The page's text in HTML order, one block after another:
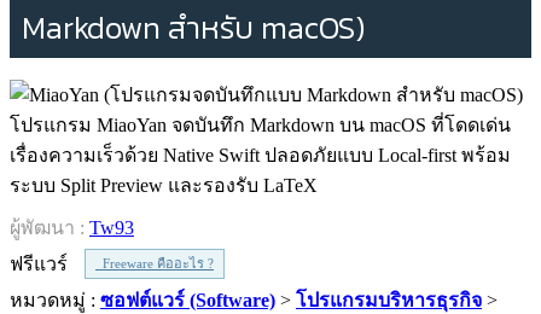
Markdown สำหรับ macOS)
โปรแกรม MiaoYan จดบันทึก Markdown บน macOS ที่โดดเด่น
เรื่องความเร็วด้วย Native Swift ปลอดภัยแบบ Local-first พร้อม
ระบบ Split Preview และรองรับ LaTeX
ผู้พัฒนา : Tw93
ฟรีแวร์
Freeware คืออะไร ?
หมวดหมู่ : ซอฟต์แวร์ (Software) > โปรแกรมบริหารธุรกิจ >